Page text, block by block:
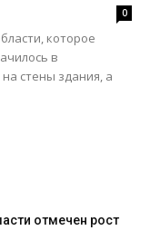
0
которое
в
стены здания, а
отмечен рост